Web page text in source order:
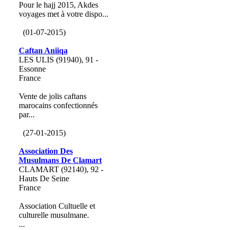
Pour le hajj 2015, Akdes
voyages met à votre dispo...
(01-07-2015)
Caftan Aniiqa
LES ULIS (91940), 91 -
Essonne
France
Vente de jolis caftans
marocains confectionnés
par...
(27-01-2015)
Association Des
Musulmans De Clamart
CLAMART (92140), 92 -
Hauts De Seine
France
Association Cultuelle et
culturelle musulmane.
...